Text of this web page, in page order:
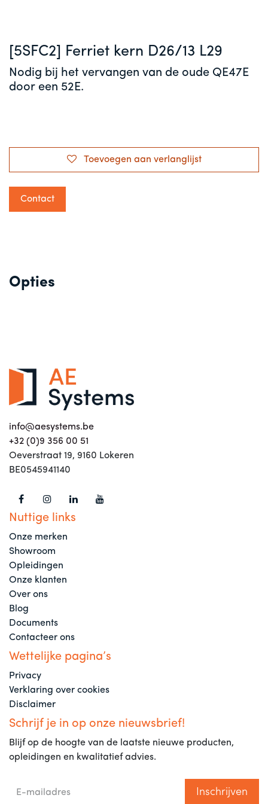
[5SFC2] Ferriet kern D26/13 L29
Nodig bij het vervangen van de oude QE47E
door een 52E.
Toevoegen aan verlanglijst
Contact
Opties
info@aesystems.be
+32 (0)9 356 00 51
Oeverstraat 19, 9160 Lokeren
BE0545941140
Nuttige links
Onze merken
Showroom
Opleidingen
Onze klanten
Over ons
Blog
Documents
Contacteer ons
Wettelijke pagina’s
Privacy
Verklaring over cookies
Disclaimer
Schrijf je in op onze nieuwsbrief!
Blijf op de hoogte van de laatste nieuwe producten,
opleidingen en kwalitatief advies.
Inschrijven